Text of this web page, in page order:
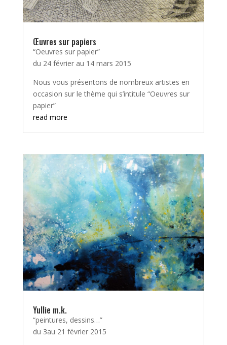
Œuvres sur papiers
“Oeuvres sur papier”
du 24 février au 14 mars 2015
Nous vous présentons de nombreux artistes en
occasion sur le thème qui s’intitule “Oeuvres sur
papier”
read more
Yullie m.k.
“peintures, dessins…”
du 3au 21 février 2015